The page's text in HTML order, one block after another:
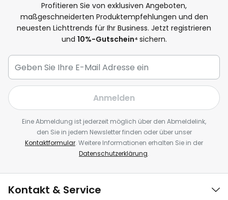
Profitieren Sie von exklusiven Angeboten,
maßgeschneiderten Produktempfehlungen und den
neuesten Lichttrends für Ihr Business. Jetzt registrieren
und 10%-Gutschein⁴ sichern.
Anmelden
Eine Abmeldung ist jederzeit möglich über den Abmeldelink,
den Sie in jedem Newsletter finden oder über unser
Kontaktformular. Weitere Informationen erhalten Sie in der
Datenschutzerklärung.
Kontakt & Service